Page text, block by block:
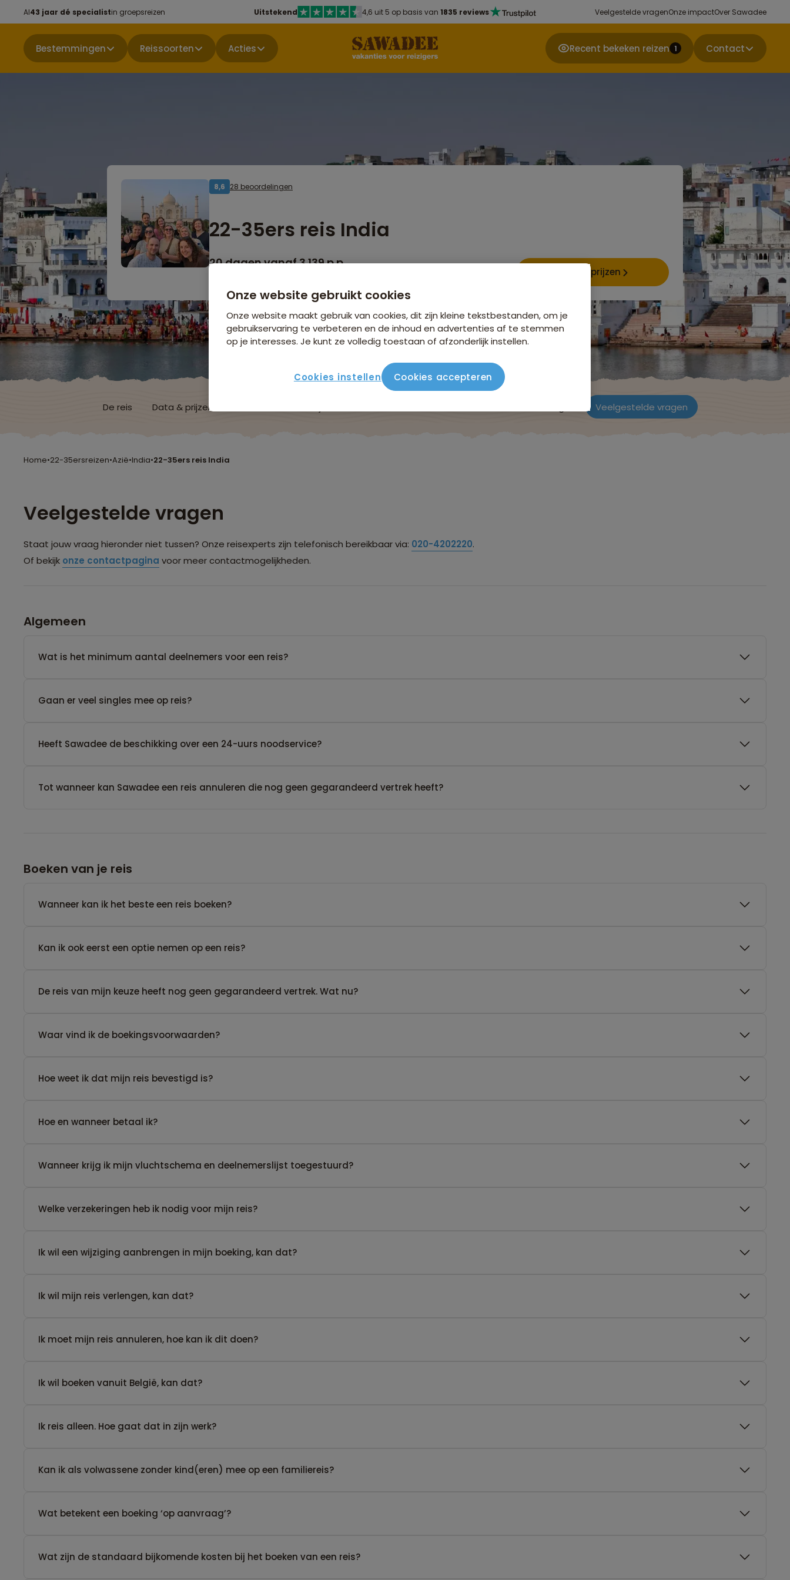
Al43 jaar dé specialistin groepsreizen Uitstekend 4,6 uit 5 op basis van 1835 reviews Veelgestelde vragenOnze impactOver Sawadee
Bestemmingen Reissoorten Acties Recent bekeken reizen 1 Contact
8,6 28 beoordelingen
22-35ers reis India
20 dagen vanaf 3.139 p.p.
Data & prijzen
De reis Data & prijzen Veelgestelde vragen
Home•22-35ersreizen•Azië•India•22-35ers reis India
Veelgestelde vragen
Staat jouw vraag hieronder niet tussen? Onze reisexperts zijn telefonisch bereikbaar via: 020-4202220.
Of bekijk onze contactpagina voor meer contactmogelijkheden.
Algemeen
Wat is het minimum aantal deelnemers voor een reis?
Gaan er veel singles mee op reis?
Heeft Sawadee de beschikking over een 24-uurs noodservice?
Tot wanneer kan Sawadee een reis annuleren die nog geen gegarandeerd vertrek heeft?
Boeken van je reis
Wanneer kan ik het beste een reis boeken?
Kan ik ook eerst een optie nemen op een reis?
De reis van mijn keuze heeft nog geen gegarandeerd vertrek. Wat nu?
Waar vind ik de boekingsvoorwaarden?
Hoe weet ik dat mijn reis bevestigd is?
Hoe en wanneer betaal ik?
Wanneer krijg ik mijn vluchtschema en deelnemerslijst toegestuurd?
Welke verzekeringen heb ik nodig voor mijn reis?
Ik wil een wijziging aanbrengen in mijn boeking, kan dat?
Ik wil mijn reis verlengen, kan dat?
Ik moet mijn reis annuleren, hoe kan ik dit doen?
Ik wil boeken vanuit België, kan dat?
​Ik reis alleen. Hoe gaat dat in zijn werk?
Kan ik als volwassene zonder kind(eren) mee op een familiereis?
Wat betekent een boeking ‘op aanvraag’?
Wat zijn de standaard bijkomende kosten bij het boeken van een reis?
Onze website gebruikt cookies
Onze website maakt gebruik van cookies, dit zijn kleine tekstbestanden, om je
gebruikservaring te verbeteren en de inhoud en advertenties af te stemmen
op je interesses. Je kunt ze volledig toestaan of afzonderlijk instellen.
Cookies instellen Cookies accepteren